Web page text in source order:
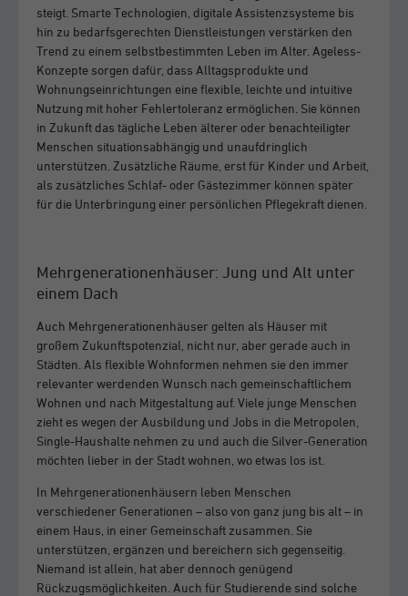
steigt. Smarte Technologien, digitale Assistenzsysteme bis
hin zu bedarfsgerechten Dienstleistungen verstärken den
Trend zu einem selbstbestimmten Leben im Alter. Ageless-
Konzepte sorgen dafür, dass Alltagsprodukte und
Wohnungseinrichtungen eine flexible, leichte und intuitive
Nutzung mit hoher Fehlertoleranz ermöglichen. Sie können
in Zukunft das tägliche Leben älterer oder benachteiligter
Menschen situationsabhängig und unaufdringlich
unterstützen. Zusätzliche Räume, erst für Kinder und Arbeit,
als zusätzliches Schlaf- oder Gästezimmer können später
für die Unterbringung einer persönlichen Pflegekraft dienen.
Mehrgenerationenhäuser: Jung und Alt unter
einem Dach
Auch Mehrgenerationenhäuser gelten als Häuser mit
großem Zukunftspotenzial, nicht nur, aber gerade auch in
Städten. Als flexible Wohnformen nehmen sie den immer
relevanter werdenden Wunsch nach gemeinschaftlichem
Wohnen und nach Mitgestaltung auf. Viele junge Menschen
zieht es wegen der Ausbildung und Jobs in die Metropolen,
Single-Haushalte nehmen zu und auch die Silver-Generation
möchten lieber in der Stadt wohnen, wo etwas los ist.
In Mehrgenerationenhäusern leben Menschen
verschiedener Generationen – also von ganz jung bis alt – in
einem Haus, in einer Gemeinschaft zusammen. Sie
unterstützen, ergänzen und bereichern sich gegenseitig.
Niemand ist allein, hat aber dennoch genügend
Rückzugsmöglichkeiten. Auch für Studierende sind solche